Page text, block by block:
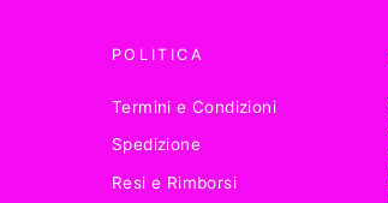
POLITICA
Termini e Condizioni
Spedizione
Resi e Rimborsi